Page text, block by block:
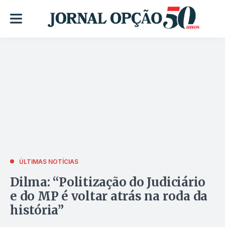
ÚLTIMAS NOTÍCIAS
Dilma: “Politização do Judiciário
e do MP é voltar atrás na roda da
história”